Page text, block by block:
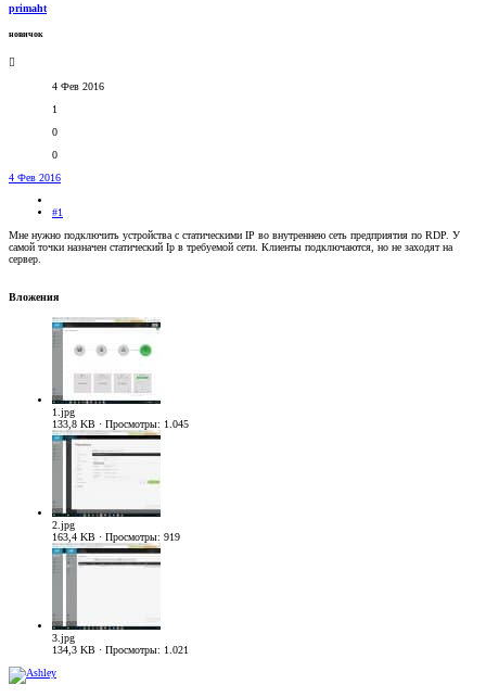
primaht
новичок
4 Фев 2016
1
0
0
4 Фев 2016
#1
Мне нужно подключить устройства с статическими IP во внутреннею сеть предприятия по RDP. У
самой точки назначен статический Ip в требуемой сети. Клиенты подключаются, но не заходят на
сервер.
Вложения
1.jpg
133,8 KB · Просмотры: 1.045
2.jpg
163,4 KB · Просмотры: 919
3.jpg
134,3 KB · Просмотры: 1.021